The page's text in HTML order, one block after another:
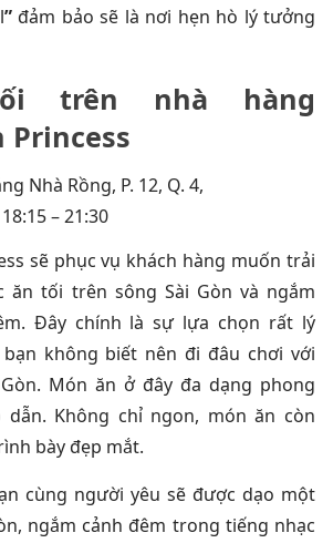
”đảm bảo sẽ là nơi hẹn hò lý tưởng
trên nhà hàng
Princess
Nhà Rồng, P. 12, Q. 4,
– 21:30
sẽ phục vụ khách hàng muốn trải
ăn tối trên sông Sài Gòn và ngắm
Đây chính là sự lựa chọn rất lý
không biết nên đi đâu chơi với
Món ăn ở đây đa dạng phong
dẫn. Không chỉ ngon, món ăn còn
bày đẹp mắt.
cùng người yêu sẽ được dạo một
ngắm cảnh đêm trong tiếng nhạc